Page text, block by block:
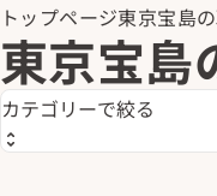
トップページ東京宝島
東京宝島